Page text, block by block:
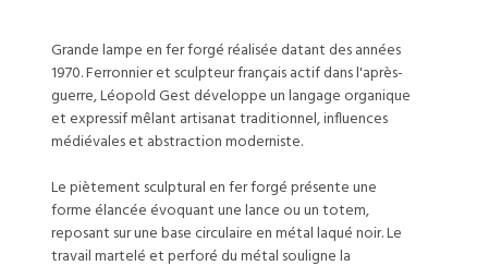
Grande lampe en fer forgé réalisée datant des années
1970. Ferronnier et sculpteur français actif dans l'après-
guerre, Léopold Gest développe un langage organique
et expressif mêlant artisanat traditionnel, influences
médiévales et abstraction moderniste.
Le piètement sculptural en fer forgé présente une
forme élancée évoquant une lance ou un totem,
reposant sur une base circulaire en métal laqué noir. Le
travail martelé et perforé du métal souligne la